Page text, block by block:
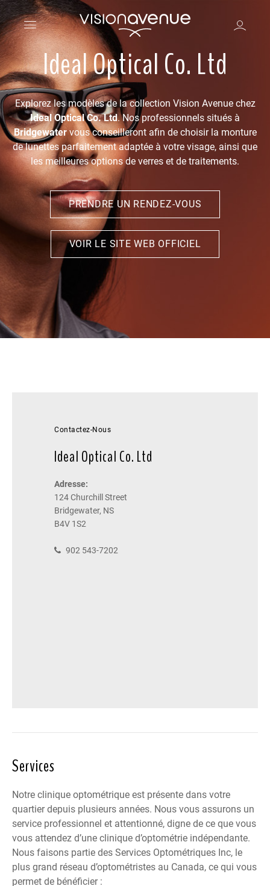
Ideal Optical Co. Ltd
Explorez les modèles de la collection Vision Avenue chez
Ideal Optical Co. Ltd. Nos professionnels situés à
Bridgewatervous conseilleront afin de choisir la monture
de lunettes parfaitement adaptée à votre visage, ainsi que
les meilleures options de verres et de traitements.
PRENDRE UN RENDEZ-VOUS
VOIR LE SITE WEB OFFICIEL
Contactez-Nous
Ideal Optical Co. Ltd
Adresse:
124 Churchill Street
Bridgewater, NS
B4V 1S2
902 543-7202
Services
Notre clinique optométrique est présente dans votre
quartier depuis plusieurs années. Nous vous assurons un
service professionnel et attentionné, digne de ce que vous
vous attendez d’une clinique d’optométrie indépendante.
Nous faisons partie des Services Optométriques Inc, le
plus grand réseau d’optométristes au Canada, ce qui vous
permet de bénéficier :